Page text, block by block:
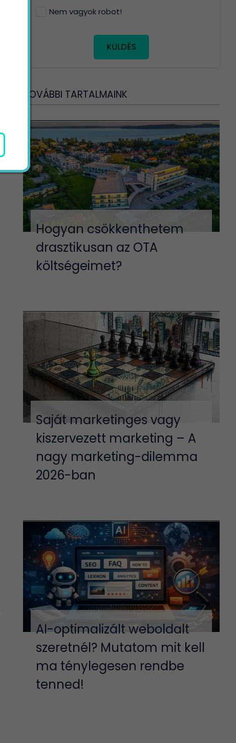
Nem vagyok robot!
KÜLDÉS
TOVÁBBI TARTALMAINK
Hogyan csökkenthetem
drasztikusan az OTA
költségeimet?
Saját marketinges vagy
kiszervezett marketing – A
nagy marketing-dilemma
2026-ban
AI-optimalizált weboldalt
szeretnél? Mutatom mit kell
ma ténylegesen rendbe
tenned!